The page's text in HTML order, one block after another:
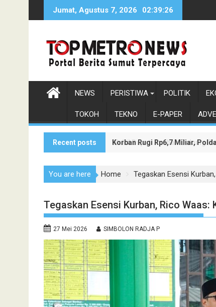
Jumat, Agustus 7, 2026 02:39:27
NEWS PERISTIWA POLITIK
TOKOH TEKNO E-PAPER
Recent posts Korban Rugi Rp6,7 Miliar,
Wakil Bupati Asahan Dukung
You are here Home Tegaskan Esensi
Tegaskan Esensi Kurban, Rico
27 Mei 2026 SIMBOLON RADJA P